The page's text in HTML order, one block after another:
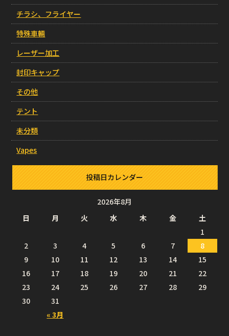
チラシ、フライヤー
特殊車輛
レーザー加工
封印キャップ
その他
テント
未分類
Vapes
投稿日カレンダー
2026年8月
日
月 火 水 木 金 土
« 3月
1
2
3 4 5 6 7
8
9
10 11 12 13 14
15
16
17 18 19 20 21
22
23
24 25 26 27 28
29
30
31